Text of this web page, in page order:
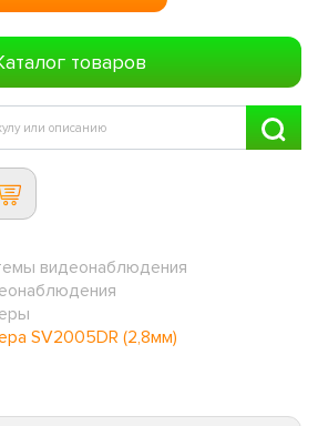
товаров
видеонаблюдения
SV2005DR (2,8мм)